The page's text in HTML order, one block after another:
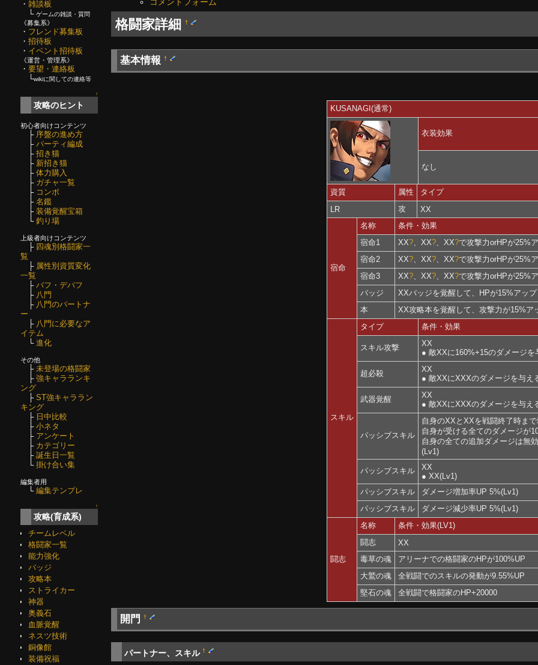
・ 雑談板
└ ゲームの雑談・質問
《募集系》
・ フレンド募集板
・ 招待板
・ イベント招待板
《運営・管理系》
・ 要望・連絡板
└wikiに関しての連絡等
↑
攻略のヒント
初心者向けコンテンツ
├ 序盤の進め方
├ パーティ編成
├ 招き猫
├ 新招き猫
├ 体力購入
├ ガチャ一覧
├ コンボ
├ 名鑑
├ 装備覚醒宝箱
└ 釣り場
上級者向けコンテンツ
├ 四魂別格闘家一
覧
├ 属性別資質変化
一覧
├ バフ・デバフ
├ 八門
├ 八門のパートナ
ー
├ 八門に必要なア
イテム
└ 進化
その他
├ 未登場の格闘家
├ 強キャラランキ
ング
├ ST強キャララン
キング
├ 日中比較
├ 小ネタ
├ アンケート
├ カテゴリー
├ 誕生日一覧
└ 掛け合い集
編集者用
└ 編集テンプレ
↑
攻略(育成系)
チームレベル
格闘家一覧
能力強化
バッジ
攻略本
ストライカー
神器
奥義石
血脈覚醒
ネスツ技術
銅像館
装備祝福
格闘家詳細 †
基本情報†
KUSANAGI(通常)
衣装効果
なし
資質 属性
タイプ
LR
攻 XX
宿命
名称
条件・効果
宿命1
XX?、 XX?、 XX?で攻撃力orHPが25%
宿命2
XX?、 XX?、 XX?で攻撃力orHPが25%
宿命3
XX?、 XX?、 XX?で攻撃力orHPが25%
バッジ
XXバッジを覚醒して、HPが15%アップ
本
XX攻略本を覚醒して、攻撃力が15%ア
スキル
タイプ 条件・効果
スキル攻撃
XX
● 敵XXに160%+15のダメージを
超必殺
XX
● 敵XXにXXXのダメージを与え
武器覚醒
XX
● 敵XXにXXXのダメージを与え
パッシブスキル
自身のXXとXXを戦闘終了時まで
自身が受ける全てのダメージが
自身の全ての追加ダメージは無
(Lv1)
パッシブスキル
XX
● XX(Lv1)
パッシブスキル
ダメージ増加率UP 5%(Lv1)
パッシブスキル
ダメージ減少率UP 5%(Lv1)
闘志
名称
条件・効果(LV1)
闘志
XX
毒草の魂
アリーナでの格闘家のHPが100%UP
大鷲の魂
全戦闘でのスキルの発動が9.55%UP
堅石の魂
全戦闘で格闘家のHP+20000
開門†
パートナー、スキル†